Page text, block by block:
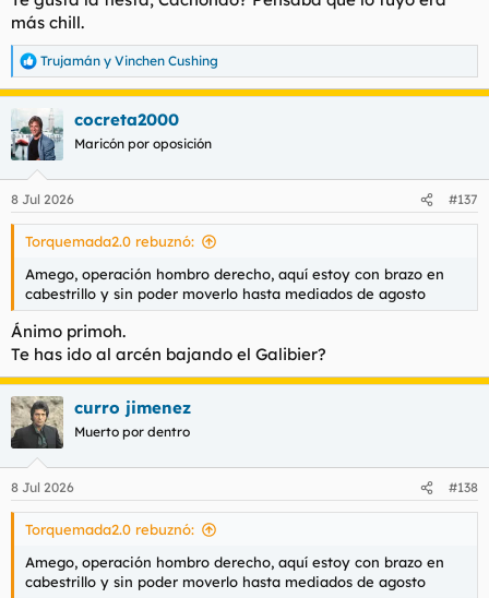
más chill.
R
e
a
c
c
i
e
s
Trujamán y Vinchen Cushing
cocreta2000
Maricón por oposición
8 Jul 2026 #137
Torquemada2.0 rebuznó:
Amego, operación hombro derecho, aquí estoy con brazo en
cabestrillo y sin poder moverlo hasta mediados de agosto
Ánimo primoh.
Te has ido al arcén bajando el Galibier?
curro jimenez
Muerto por dentro
8 Jul 2026 #138
Torquemada2.0 rebuznó:
Amego, operación hombro derecho, aquí estoy con brazo en
cabestrillo y sin poder moverlo hasta mediados de agosto